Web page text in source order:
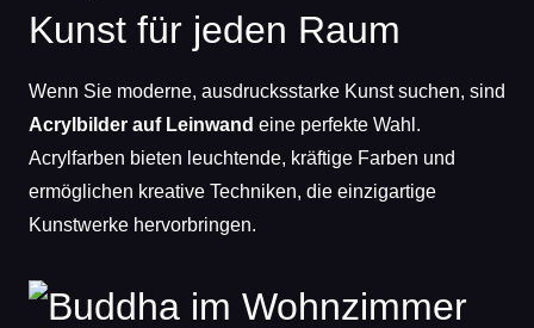
Kunst für jeden Raum
Wenn Sie moderne, ausdrucksstarke Kunst suchen, sind
Acrylbilder auf Leinwand eine perfekte Wahl.
Acrylfarben bieten leuchtende, kräftige Farben und
ermöglichen kreative Techniken, die einzigartige
Kunstwerke hervorbringen.